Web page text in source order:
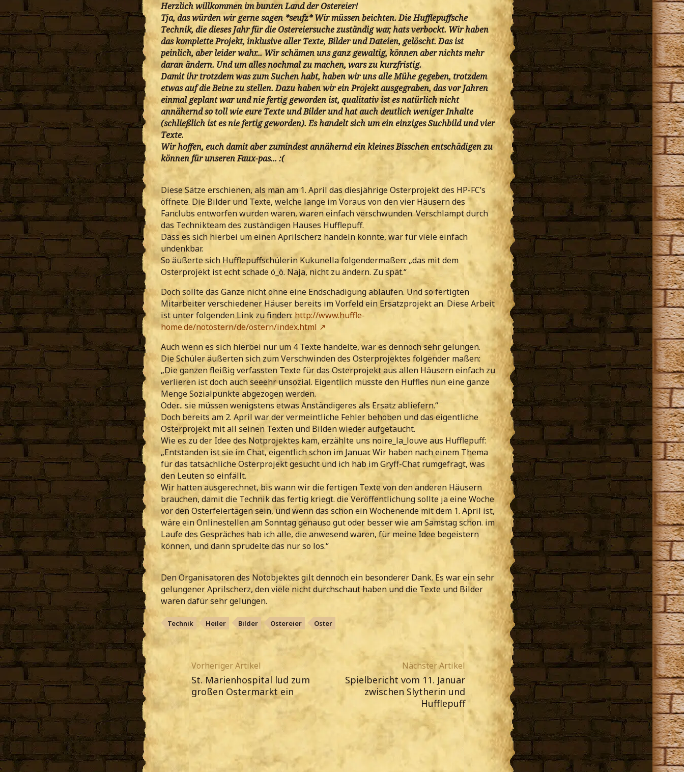
Herzlich willkommen im bunten Land der Ostereier!
Tja, das würden wir gerne sagen *seufz* Wir müssen beichten. Die Hufflepuffsche
Technik, die dieses Jahr für die Ostereiersuche zuständig war, hats verbockt. Wir haben
das komplette Projekt, inklusive aller Texte, Bilder und Dateien, gelöscht. Das ist
peinlich, aber leider wahr... Wir schämen uns ganz gewaltig, können aber nichts mehr
daran ändern. Und um alles nochmal zu machen, wars zu kurzfristig.
Damit ihr trotzdem was zum Suchen habt, haben wir uns alle Mühe gegeben, trotzdem
etwas auf die Beine zu stellen. Dazu haben wir ein Projekt ausgegraben, das vor Jahren
einmal geplant war und nie fertig geworden ist, qualitativ ist es natürlich nicht
annähernd so toll wie eure Texte und Bilder und hat auch deutlich weniger Inhalte
(schließlich ist es nie fertig geworden). Es handelt sich um ein einziges Suchbild und vier
Texte.
Wir hoffen, euch damit aber zumindest annähernd ein kleines Bisschen entschädigen zu
können für unseren Faux-pas... :(
Diese Sätze erschienen, als man am 1. April das diesjährige Osterprojekt des HP-FC’s
öffnete. Die Bilder und Texte, welche lange im Voraus von den vier Häusern des
Fanclubs entworfen wurden waren, waren einfach verschwunden. Verschlampt durch
das Technikteam des zuständigen Hauses Hufflepuff.
Dass es sich hierbei um einen Aprilscherz handeln könnte, war für viele einfach
undenkbar.
So äußerte sich Hufflepuffschülerin Kukunella folgendermaßen: „das mit dem
Osterprojekt ist echt schade ó_ò. Naja, nicht zu ändern. Zu spät.“
Doch sollte das Ganze nicht ohne eine Endschädigung ablaufen. Und so fertigten
Mitarbeiter verschiedener Häuser bereits im Vorfeld ein Ersatzprojekt an. Diese Arbeit
ist unter folgenden Link zu finden: http://www.huffle-
home.de/notostern/de/ostern/index.html
Auch wenn es sich hierbei nur um 4 Texte handelte, war es dennoch sehr gelungen.
Die Schüler äußerten sich zum Verschwinden des Osterprojektes folgender maßen:
„Die ganzen fleißig verfassten Texte für das Osterprojekt aus allen Häusern einfach zu
verlieren ist doch auch seeehr unsozial. Eigentlich müsste den Huffles nun eine ganze
Menge Sozialpunkte abgezogen werden.
Oder... sie müssen wenigstens etwas Anständigeres als Ersatz abliefern.“
Doch bereits am 2. April war der vermeintliche Fehler behoben und das eigentliche
Osterprojekt mit all seinen Texten und Bilden wieder aufgetaucht.
Wie es zu der Idee des Notprojektes kam, erzählte uns noire_la_louve aus Hufflepuff:
„Entstanden ist sie im Chat, eigentlich schon im Januar. Wir haben nach einem Thema
für das tatsächliche Osterprojekt gesucht und ich hab im Gryff-Chat rumgefragt, was
den Leuten so einfällt.
Wir hatten ausgerechnet, bis wann wir die fertigen Texte von den anderen Häusern
brauchen, damit die Technik das fertig kriegt. die Veröffentlichung sollte ja eine Woche
vor den Osterfeiertagen sein, und wenn das schon ein Wochenende mit dem 1. April ist,
wäre ein Onlinestellen am Sonntag genauso gut oder besser wie am Samstag schon. im
Laufe des Gespräches hab ich alle, die anwesend waren, für meine Idee begeistern
können, und dann sprudelte das nur so los.“
Den Organisatoren des Notobjektes gilt dennoch ein besonderer Dank. Es war ein sehr
gelungener Aprilscherz, den viele nicht durchschaut haben und die Texte und Bilder
waren dafür sehr gelungen.
Technik Heiler Bilder Ostereier Oster
Vorheriger Artikel
St. Marienhospital lud zum
großen Ostermarkt ein
Nächster Artikel
Spielbericht vom 11. Januar
zwischen Slytherin und
Hufflepuff